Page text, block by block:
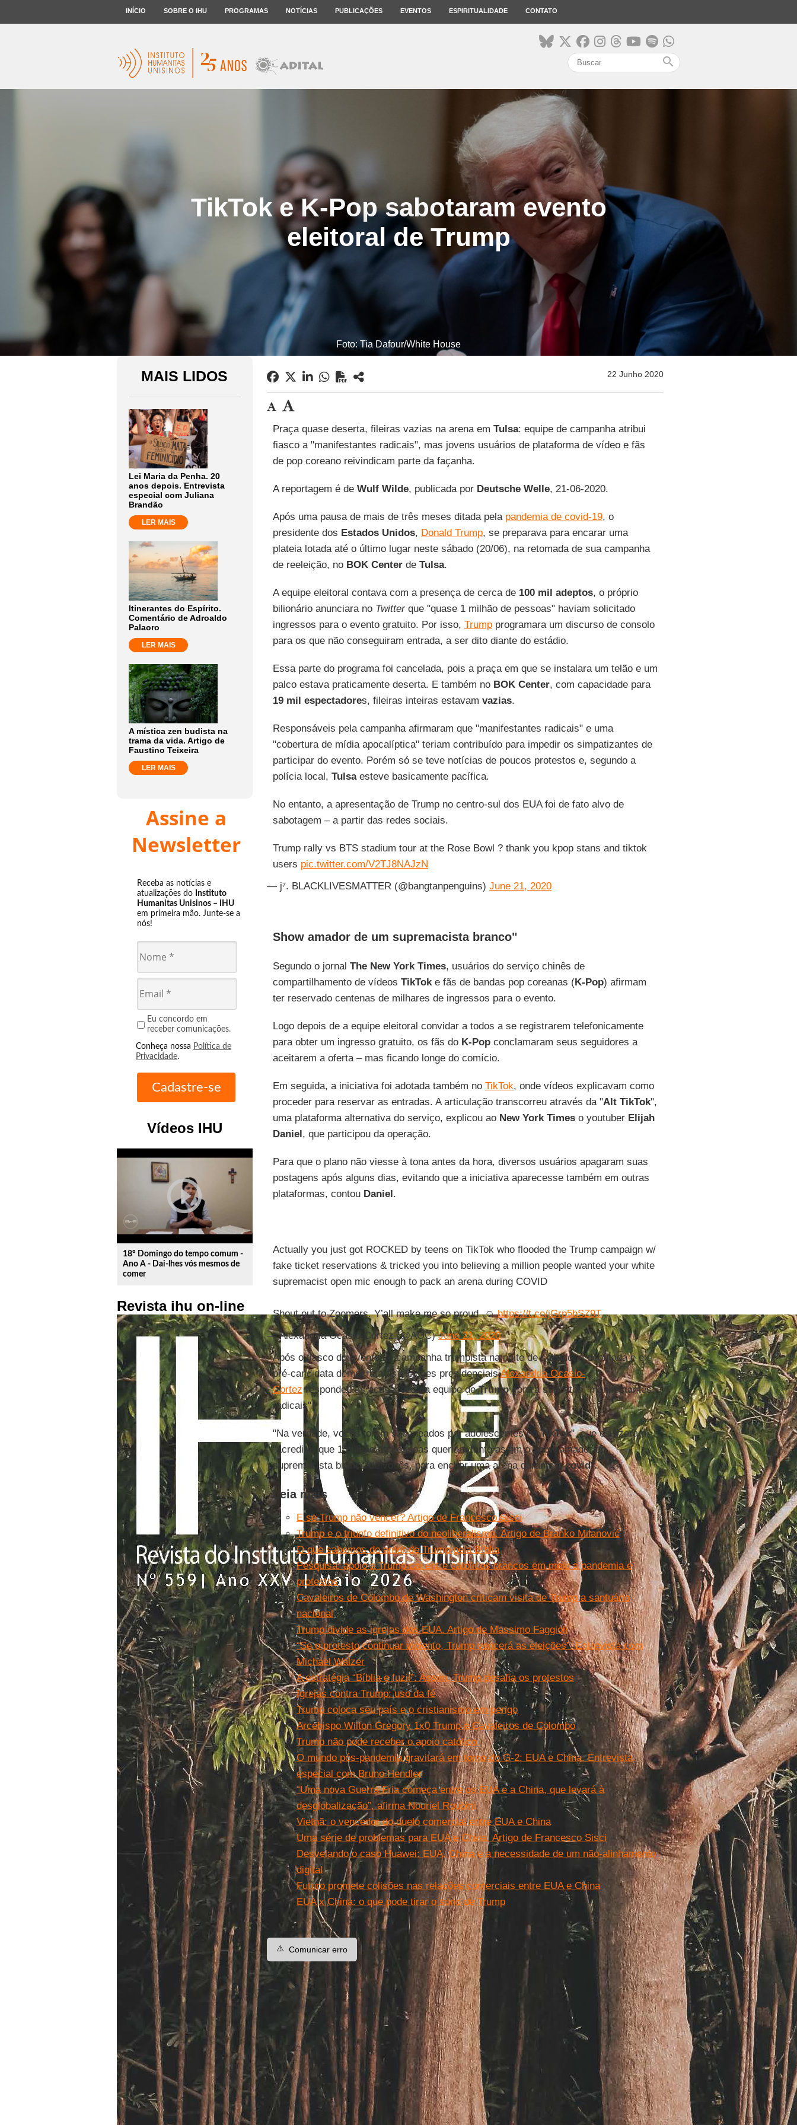
INÍCIO SOBRE O IHU PROGRAMAS NOTÍCIAS PUBLICAÇÕES EVENTOS ESPIRITUALIDADE CONTATO
search
TikTok e K-Pop sabotaram evento
eleitoral de Trump
Foto: Tia Dafour/White House
MAIS LIDOS
Lei Maria da Penha. 20
anos depois. Entrevista
especial com Juliana
Brandão
LER MAIS
Itinerantes do Espírito.
Comentário de Adroaldo
Palaoro
LER MAIS
A mística zen budista na
trama da vida. Artigo de
Faustino Teixeira
LER MAIS
Assine a
Newsletter
Receba as notícias e
atualizações do Instituto
Humanitas Unisinos – IHU
em primeira mão. Junte-se a
nós!
Eu concordo em
receber comunicações.
Conheça nossa Política de
Privacidade.
Vídeos IHU
play_circle_outline
18º Domingo do tempo comum -
Ano A - Dai-lhes vós mesmos de
comer
Revista ihu on-line
22 Junho 2020
Praça quase deserta, fileiras vazias na arena em Tulsa: equipe de campanha atribui
fiasco a "manifestantes radicais", mas jovens usuários de plataforma de vídeo e fãs
de pop coreano reivindicam parte da façanha.
A reportagem é de Wulf Wilde, publicada por Deutsche Welle, 21-06-2020.
Após uma pausa de mais de três meses ditada pela pandemia de covid-19, o
presidente dos Estados Unidos, Donald Trump, se preparava para encarar uma
plateia lotada até o último lugar neste sábado (20/06), na retomada de sua campanha
de reeleição, no BOK Centerde Tulsa.
A equipe eleitoral contava com a presença de cerca de100 mil adeptos, o próprio
bilionário anunciara no Twitterque "quase 1 milhão de pessoas" haviam solicitado
ingressos para o evento gratuito. Por isso, Trumpprogramara um discurso de consolo
para os que não conseguiram entrada, a ser dito diante do estádio.
Essa parte do programa foi cancelada, pois a praça em que se instalara um telão e um
palco estava praticamente deserta. E também no BOK Center, com capacidade para
19 mil espectadores, fileiras inteiras estavam vazias.
Responsáveis pela campanha afirmaram que "manifestantes radicais" e uma
"cobertura de mídia apocalíptica" teriam contribuído para impedir os simpatizantes de
participar do evento. Porém só se teve notícias de poucos protestos e, segundo a
polícia local, Tulsaesteve basicamente pacífica.
No entanto, a apresentação de Trump no centro-sul dos EUA foi de fato alvo de
sabotagem – a partir das redes sociais.
Trump rally vs BTS stadium tour at the Rose Bowl ? thank you kpop stans and tiktok
users pic.twitter.com/V2TJ8NAJzN
— j⁷. BLACKLIVESMATTER (@bangtanpenguins) June 21, 2020
Show amador de um supremacista branco"
Segundo o jornal The New York Times, usuários do serviço chinês de
compartilhamento de vídeos TikToke fãs de bandas pop coreanas (K-Pop) afirmam
ter reservado centenas de milhares de ingressos para o evento.
Logo depois de a equipe eleitoral convidar a todos a se registrarem telefonicamente
para obter um ingresso gratuito, os fãs do K-Popconclamaram seus seguidores a
aceitarem a oferta – mas ficando longe do comício.
Em seguida, a iniciativa foi adotada também no TikTok, onde vídeos explicavam como
proceder para reservar as entradas. A articulação transcorreu através da "Alt TikTok",
uma plataforma alternativa do serviço, explicou ao New York Timeso youtuber Elijah
Daniel, que participou da operação.
Para que o plano não viesse à tona antes da hora, diversos usuários apagaram suas
postagens após alguns dias, evitando que a iniciativa aparecesse também em outras
plataformas, contou Daniel.
Actually you just got ROCKED by teens on TikTok who flooded the Trump campaign w/
fake ticket reservations & tricked you into believing a million people wanted your white
supremacist open mic enough to pack an arena during COVID
Shout out to Zoomers. Y’all make me so proud. ☺️https://t.co/jGrp5bSZ9T
— Alexandria Ocasio-Cortez (@AOC)June 21, 2020
Após o fiasco do evento de campanha trumpista na noite de sábado, a deputada e ex-
pré-candidata democrata às eleições presidenciaisAlexandria Ocasio-
Cortezrespondeu às acusações da equipe deTrumpcontra supostos "manifestantes
radicais".
"Na verdade, vocês foram sacaneados por adolescentes noTikTok", que os fizeram
"acreditar que 1 milhão de pessoas queriam tanto assim o show amador do
supremacista branco de vocês, para encher uma arena durante acovid".
Leia mais
E se Trump não vencer? Artigo de Francesco Sisci
Trump e o triunfo definitivo do neoliberalismo. Artigo de Branko Milanović
O que sabemos do amor de Trump pela Bíblia
Pesquisa: apoio a Trump cai entre católicos brancos em meio a pandemia e
protestos
Cavaleiros de Colombo de Washington criticam visita de Trump a santuário
nacional
Trump divide as igrejas dos EUA. Artigo de Massimo Faggioli
“Se o protesto continuar violento, Trump vencerá as eleições”. Entrevista com
Michael Walzer
A estratégia “Bíblia e fuzil”. Assim, Trump desafia os protestos
Igrejas contra Trump: uso da fé
Trump coloca seu país e o cristianismo em perigo
Arcebispo Wilton Gregory 1x0 Trump e Cavaleiros de Colombo
Trump não pode receber o apoio católico
O mundo pós-pandemia gravitará em torno do G-2: EUA e China. Entrevista
especial com Bruno Hendler
“Uma nova Guerra Fria começa entre os EUA e a China, que levará à
desglobalização”, afirma Nouriel Roubini
Vietnã: o vencedor do duelo comercial entre EUA e China
Uma série de problemas para EUA e China. Artigo de Francesco Sisci
Desvelando o caso Huawei: EUA, China e a necessidade de um não-alinhamento
digital
Futuro promete colisões nas relações comerciais entre EUA e China
EUA x China: o que pode tirar o sono de Trump
⚠️ Comunicar erro